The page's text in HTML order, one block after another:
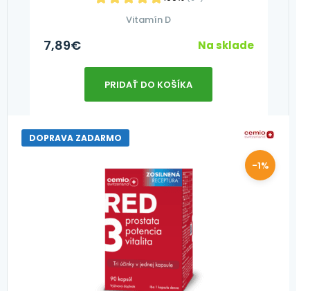
Vitamín D
7,89€ Na sklade
PRIDAŤ DO KOŠÍKA
DOPRAVA ZADARMO
-1%